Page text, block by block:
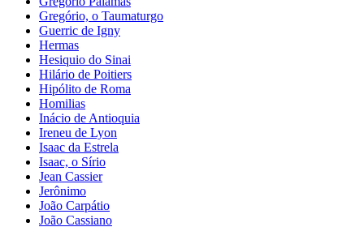
Gregório, o Taumaturgo
Guerric de Igny
Hermas
Hesiquio do Sinai
Hilário de Poitiers
Hipólito de Roma
Homilias
Inácio de Antioquia
Ireneu de Lyon
Isaac da Estrela
Isaac, o Sírio
Jean Cassier
Jerônimo
João Carpátio
João Cassiano